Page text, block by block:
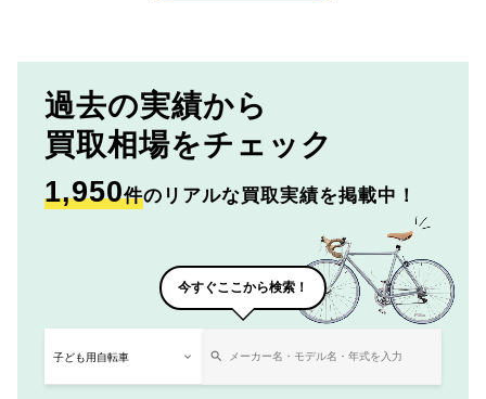
過去の実績から
買取相場をチェック
1,950件のリアルな買取実績を掲載中！
今すぐここから検索！